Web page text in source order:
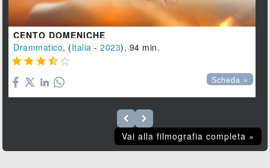
CENTO DOMENICHE
Drammatico, (Italia -2023), 94 min.
    
Scheda »
Vai alla filmografia completa »